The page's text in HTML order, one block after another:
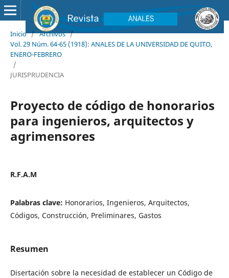
Inicio / Archivos /
Vol. 29 Núm. 64-65 (1918): ANALES DE LA UNIVERSIDAD DE QUITO,
ENERO-FEBRERO
/
JURISPRUDENCIA
Proyecto de código de honorarios
para ingenieros, arquitectos y
agrimensores
R.F.A.M
Palabras clave: Honorarios, Ingenieros, Arquitectos,
Códigos, Construcción, Preliminares, Gastos
Resumen
Disertación sobre la necesidad de establecer un Código de